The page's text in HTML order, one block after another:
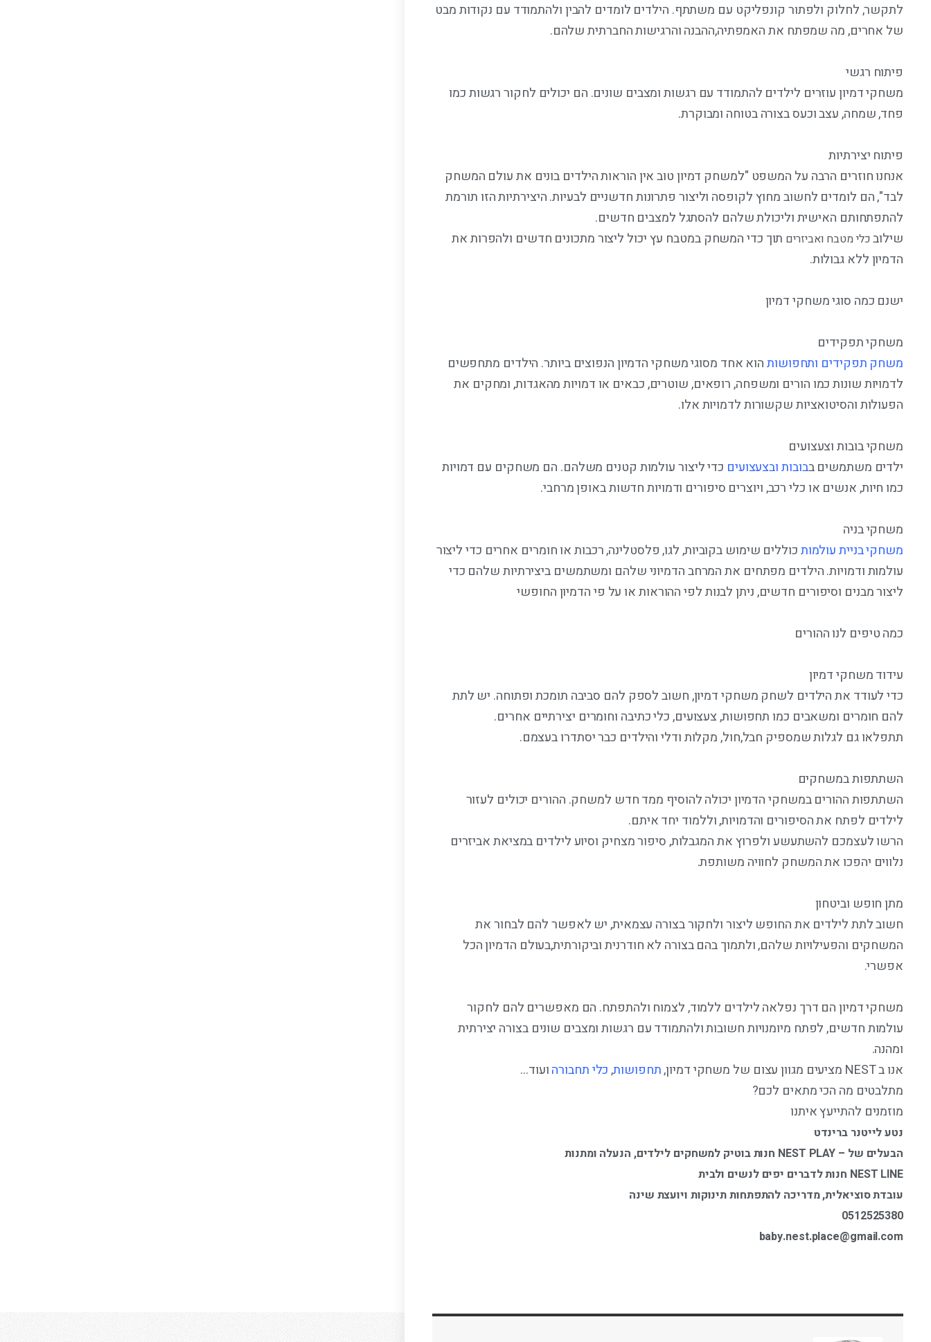
לתקשר, לחלוק ולפתור קונפליקט עם משתתף. הילדים לומדים להבין ולהתמודד עם נקודות מבט
של אחרים, מה שמפתח את האמפתיה,ההבנה והרגישות החברתית שלהם.
פיתוח רגשי
משחקי דמיון עוזרים לילדים להתמודד עם רגשות ומצבים שונים. הם יכולים לחקור רגשות כמו
פחד, שמחה, עצב וכעס בצורה בטוחה ומבוקרת.
פיתוח יצירתיות
אנחנו חוזרים הרבה על המשפט "למשחק דמיון טוב אין הוראות הילדים בונים את עולם המשחק
לבד", הם לומדים לחשוב מחוץ לקופסה וליצור פתרונות חדשניים לבעיות. היצירתיות הזו תורמת
להתפתחותם האישית וליכולת שלהם להסתגל למצבים חדשים.
שילובכלי מטבח ואביזרים תוך כדי המשחק במטבח עץ יכול ליצור מתכונים חדשים ולהפרות את
הדמיון ללא גבולות.
ישנם כמה סוגי משחקי דמיון
משחקי תפקידים
משחק תפקידים ותחפושותהוא אחד מסוגי משחקי הדמיון הנפוצים ביותר. הילדים מתחפשים
לדמויות שונות כמו הורים ומשפחה, רופאים, שוטרים, כבאים או דמויות מהאגדות, ומחקים את
הפעולות והסיטואציות שקשורות לדמויות אלו.
משחקי בובות וצעצועים
ילדים משתמשים בבובות ובצעצועים כדי ליצור עולמות קטנים משלהם. הם משחקים עם דמויות
כמו חיות, אנשים או כלי רכב, ויוצרים סיפורים ודמויות חדשות באופן מרחבי.
משחקי בניה
משחקי בניית עולמותכוללים שימוש בקוביות, לגו, פלסטלינה, רכבות או חומרים אחרים כדי ליצור
עולמות ודמויות. הילדים מפתחים את המרחב הדמיוני שלהם ומשתמשים ביצירתיות שלהם כדי
ליצור מבנים וסיפורים חדשים, ניתן לבנות לפי ההוראות או על פי הדמיון החופשי
כמה טיפים לנו ההורים
עידוד משחקי דמיון
כדי לעודד את הילדים לשחק משחקי דמיון, חשוב לספק להם סביבה תומכת ופתוחה. יש לתת
להם חומרים ומשאבים כמו תחפושות, צעצועים, כלי כתיבה וחומרים יצירתיים אחרים.
תתפלאו גם לגלות שמספיק חבל,חול, מקלות ודלי והילדים כבר יסתדרו בעצמם.
השתתפות במשחקים
השתתפות ההורים במשחקי הדמיון יכולה להוסיף ממד חדש למשחק. ההורים יכולים לעזור
לילדים לפתח את הסיפורים והדמויות, וללמוד יחד איתם.
הרשו לעצמכם להשתעשע ולפרוץ את המגבלות, סיפור מצחיק וסיוע לילדים במציאת אביזרים
נלווים יהפכו את המשחק לחוויה משותפת.
מתן חופש וביטחון
חשוב לתת לילדים את החופש ליצור ולחקור בצורה עצמאית, יש לאפשר להם לבחור את
המשחקים והפעילויות שלהם, ולתמוך בהם בצורה לא חודרנית וביקורתית,בעולם הדמיון הכל
אפשרי.
משחקי דמיון הם דרך נפלאה לילדים ללמוד, לצמוח ולהתפתח. הם מאפשרים להם לחקור
עולמות חדשים, לפתח מיומנויות חשובות ולהתמודד עם רגשות ומצבים שונים בצורה יצירתית
ומהנה.
אנו ב NEST מציעים מגוון עצום של משחקי דמיון,
תחפושות,כלי תחבורהועוד…
מתלבטים מה הכי מתאים לכם?
מוזמנים להתייעץ איתנו
נטע לייטנר ברינדט
הבעלים של – NEST PLAY חנות בוטיק למשחקים לילדים, הנעלה ומתנות
NEST LINE חנות לדברים יפים לנשים ולבית
עובדת סוציאלית, מדריכה להתפתחות תינוקות ויועצת שינה
0512525380
baby.nest.place@gmail.com